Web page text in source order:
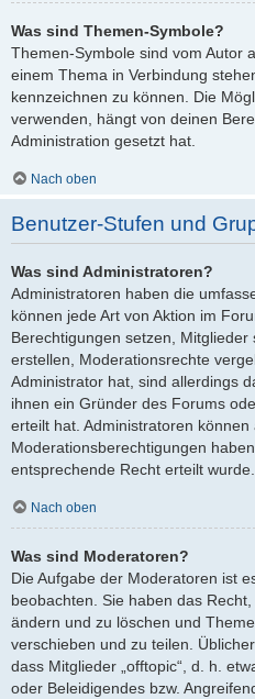
Was sind Themen-Symbole?
Themen-Symbole sind vom Autor
einem Thema in Verbindung
kennzeichnen zu können. Die
verwenden, hängt von deinen
Administration gesetzt hat.
Nach oben
Benutzer-Stufen und
Was sind Administratoren?
Administratoren haben die
können jede Art von Aktion im
Berechtigungen setzen,
erstellen, Moderationsrechte
Administrator hat, sind allerdings
ihnen ein Gründer des Forums
erteilt hat. Administratoren können
Moderationsberechtigungen
entsprechende Recht erteilt wurde.
Nach oben
Was sind Moderatoren?
Die Aufgabe der Moderatoren ist
beobachten. Sie haben das
ändern und zu löschen und
verschieben und zu teilen.
dass Mitglieder „offtopic“, d. h.
oder Beleidigendes bzw.